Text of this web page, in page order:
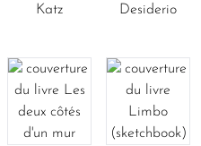
Katz Desiderio